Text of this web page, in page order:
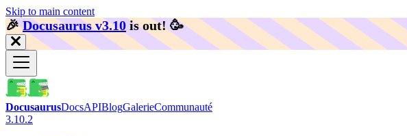
Skip to main content
🎉️Docusaurus v3.10 is out! 🥳️
DocusaurusDocsAPIBlogGalerieCommunauté
3.10.2